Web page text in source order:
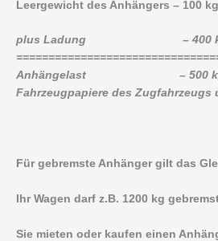
Leergewicht des Anhängers – 100 kg
plus Ladung – 400 kg
Anhängelast – 500 kg
Fahrzeugpapiere des Zugfahrzeugs
Für gebremste Anhänger gilt das
Ihr Wagen darf z.B. 1200 kg
Sie mieten oder kaufen einen